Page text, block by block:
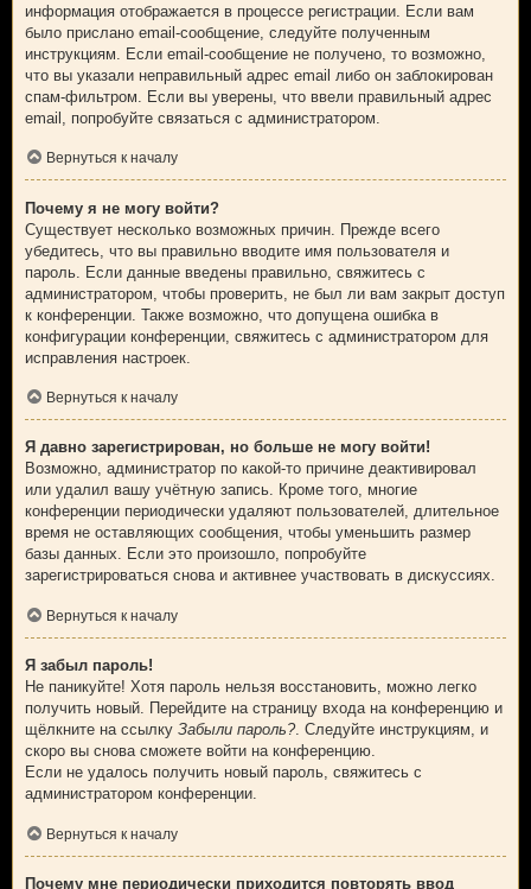
информация отображается в процессе регистрации. Если вам
было прислано email-сообщение, следуйте полученным
инструкциям. Если email-сообщение не получено, то возможно,
что вы указали неправильный адрес email либо он заблокирован
спам-фильтром. Если вы уверены, что ввели правильный адрес
email, попробуйте связаться с администратором.
Вернуться к началу
Почему я не могу войти?
Существует несколько возможных причин. Прежде всего
убедитесь, что вы правильно вводите имя пользователя и
пароль. Если данные введены правильно, свяжитесь с
администратором, чтобы проверить, не был ли вам закрыт доступ
к конференции. Также возможно, что допущена ошибка в
конфигурации конференции, свяжитесь с администратором для
исправления настроек.
Вернуться к началу
Я давно зарегистрирован, но больше не могу войти!
Возможно, администратор по какой-то причине деактивировал
или удалил вашу учётную запись. Кроме того, многие
конференции периодически удаляют пользователей, длительное
время не оставляющих сообщения, чтобы уменьшить размер
базы данных. Если это произошло, попробуйте
зарегистрироваться снова и активнее участвовать в дискуссиях.
Вернуться к началу
Я забыл пароль!
Не паникуйте! Хотя пароль нельзя восстановить, можно легко
получить новый. Перейдите на страницу входа на конференцию и
щёлкните на ссылку Забыли пароль?. Следуйте инструкциям, и
скоро вы снова сможете войти на конференцию.
Если не удалось получить новый пароль, свяжитесь с
администратором конференции.
Вернуться к началу
Почему мне периодически приходится повторять ввод